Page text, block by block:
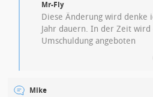
Mr-Fly
Diese Änderung wird denke
Jahr dauern. In der Zeit
Umschuldung angeboten
Mike